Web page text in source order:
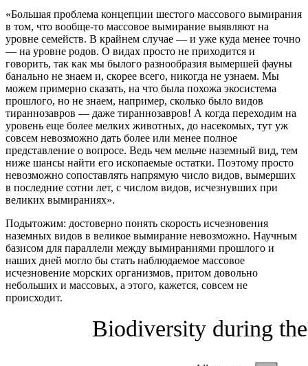
«Большая проблема концепции шестого массового вымирания
в том, что вообще-то массовое вымирание выявляют на
уровне семейств. В крайнем случае — и уже куда менее точно
— на уровне родов. О видах просто не приходится и
говорить, так как мы былого разнообразия вымершей фауны
банально не знаем и, скорее всего, никогда не узнаем. Мы
можем примерно сказать, на что была похожа экосистема
прошлого, но не знаем, например, сколько было видов
тираннозавров — даже тираннозавров! А когда переходим на
уровень еще более мелких животных, до насекомых, тут уж
совсем невозможно дать более или менее полное
представление о вопросе. Ведь чем мельче наземный вид, тем
ниже шансы найти его ископаемые остатки. Поэтому просто
невозможно сопоставлять напрямую число видов, вымерших
в последние сотни лет, с числом видов, исчезнувших при
великих вымираниях».
Подытожим: достоверно понять скорость исчезновения
наземных видов в великое вымирание невозможно. Научным
базисом для параллели между вымираниями прошлого и
наших дней могло бы стать наблюдаемое массовое
исчезновение морских организмов, притом довольно
небольших и массовых, а этого, кажется, совсем не
происходит.